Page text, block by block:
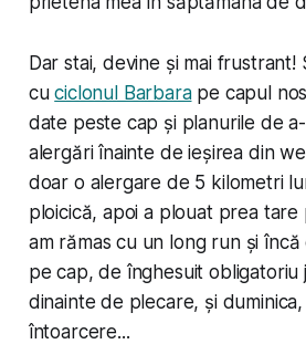
Dar stai, devine și mai frustrant!
cuciclonul Barbarape capul
date peste cap și planurile de
alergări înainte de ieșirea din
doar o alergare de 5 kilometri
ploicică, apoi a plouat prea
am rămas cu un long run și
pe cap, de înghesuit obligatoriu
dinainte de plecare, și
întoarcere...